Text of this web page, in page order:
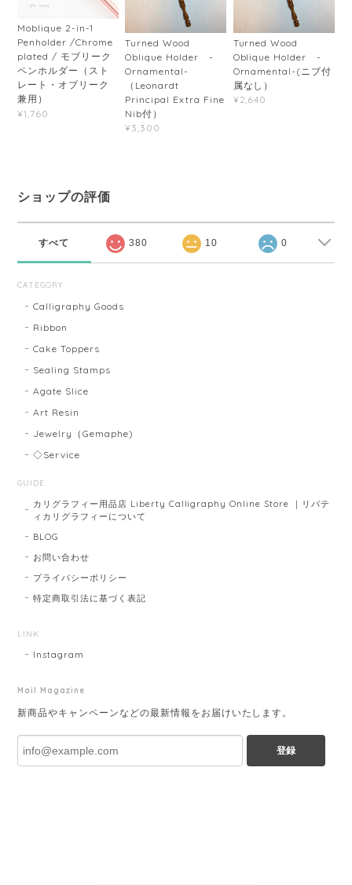
Moblique 2-in-1
Penholder /Chrome
plated / モブリーク
ペンホルダー（スト
レート・オブリーク
兼用）
¥1,760
Turned Wood
Oblique Holder -
Ornamental-
（Leonardt
Principal Extra Fine
Nib付）
¥3,300
Turned Wood
Oblique Holder -
Ornamental-(ニブ付
属なし）
¥2,640
ショップの評価
すべて 380 10 0
CATEGORY
Calligraphy Goods
Ribbon
Cake Toppers
Sealing Stamps
Agate Slice
Art Resin
Jewelry（Gemaphe)
◇Service
GUIDE
カリグラフィー用品店 Liberty Calligraphy Online Store ｜リバテ
ィカリグラフィーについて
BLOG
お問い合わせ
プライバシーポリシー
特定商取引法に基づく表記
LINK
Instagram
Mail Magazine
新商品やキャンペーンなどの最新情報をお届けいたします。
登録